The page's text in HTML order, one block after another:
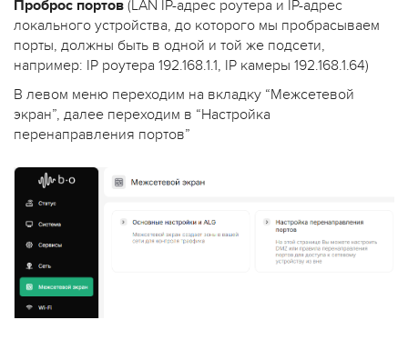
Проброс портов (LAN IP-адрес роутера и IP-адрес
локального устройства, до которого мы пробрасываем
порты, должны быть в одной и той же подсети,
например: IP роутера 192.168.1.1, IP камеры 192.168.1.64)
В левом меню переходим на вкладку “Межсетевой
экран”, далее переходим в “Настройка
перенаправления портов”